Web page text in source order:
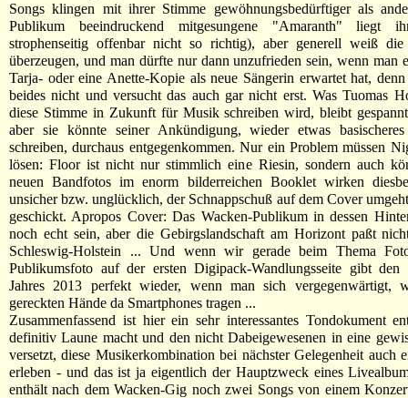
Songs klingen mit ihrer Stimme gewöhnungsbedürftiger als
Publikum beeindruckend mitgesungene "Amaranth" liegt
strophenseitig offenbar nicht so richtig), aber generell weiß
überzeugen, und man dürfte nur dann unzufrieden sein, wenn man
Tarja- oder eine Anette-Kopie als neue Sängerin erwartet hat,
beides nicht und versucht das auch gar nicht erst. Was Tuomas
diese Stimme in Zukunft für Musik schreiben wird, bleibt
aber sie könnte seiner Ankündigung, wieder etwas
schreiben, durchaus entgegenkommen. Nur ein Problem müssen
lösen: Floor ist nicht nur stimmlich eine Riesin, sondern auch
neuen Bandfotos im enorm bilderreichen Booklet wirken
unsicher bzw. unglücklich, der Schnappschuß auf dem Cover
geschickt. Apropos Cover: Das Wacken-Publikum in dessen
noch echt sein, aber die Gebirgslandschaft am Horizont paßt
Schleswig-Holstein ... Und wenn wir gerade beim Thema
Publikumsfoto auf der ersten Digipack-Wandlungsseite gibt den
Jahres 2013 perfekt wieder, wenn man sich vergegenwärtigt,
gereckten Hände da Smartphones tragen ...
Zusammenfassend ist hier ein sehr interessantes Tondokument
definitiv Laune macht und den nicht Dabeigewesenen in eine
versetzt, diese Musikerkombination bei nächster Gelegenheit auch
erleben - und das ist ja eigentlich der Hauptzweck eines
enthält nach dem Wacken-Gig noch zwei Songs von einem